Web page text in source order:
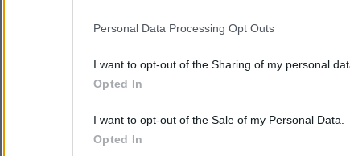
Personal Data Processing Opt Outs
I want to opt-out of the Sharing of my personal
Opted In
I want to opt-out of the Sale of my Personal Data.
Opted In